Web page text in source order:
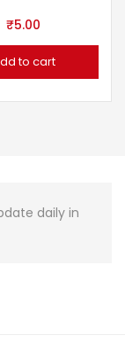
₹5.00
to cart
daily in